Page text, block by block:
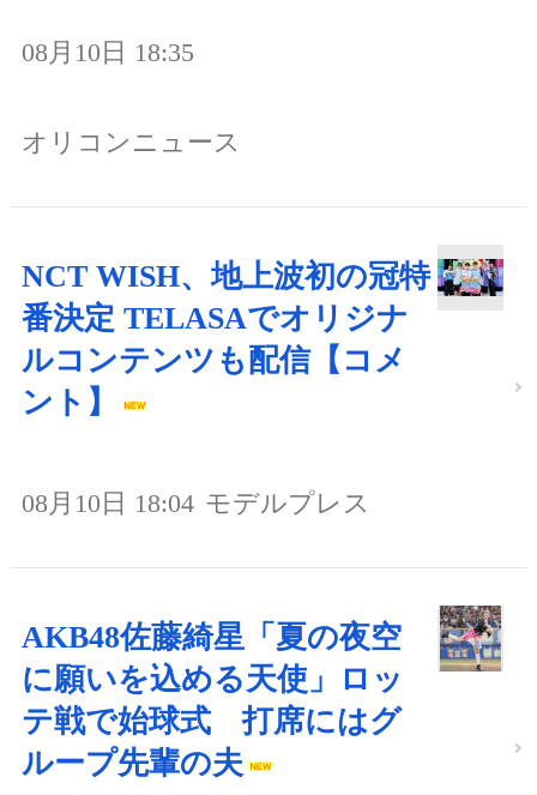
08月10日 18:35
オリコンニュース
NCT WISH、地上波初の冠特
番決定 TELASAでオリジナ
ルコンテンツも配信【コメ
ント】
08月10日 18:04 モデルプレス
AKB48佐藤綺星「夏の夜空
に願いを込める天使」ロッ
テ戦で始球式 打席にはグ
ループ先輩の夫